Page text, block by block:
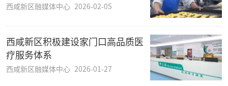
西咸新区融媒体中心 2026-02-05
西咸新区积极建设家门口高品质医
疗服务体系
西咸新区融媒体中心 2026-01-27